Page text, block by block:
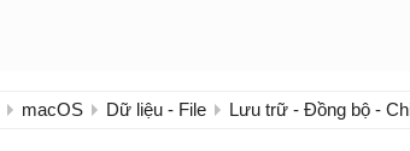
macOS Dữ liệu - File Lưu trữ - Đồng bộ -